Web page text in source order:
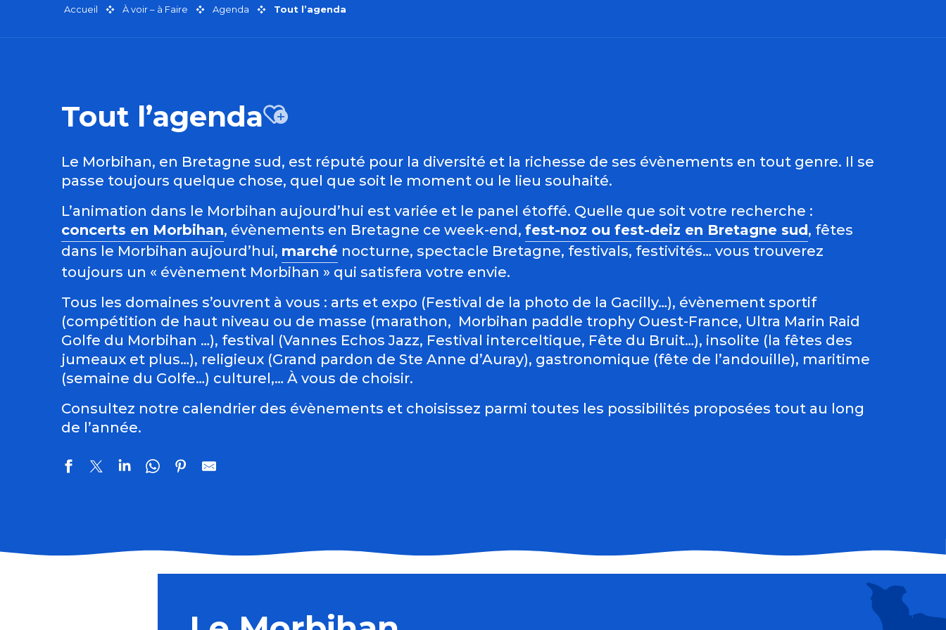
Accueil À voir – à Faire Agenda Tout l’agenda
Tout l’agendaAjouter aux favoris
Le Morbihan, en Bretagne sud, est réputé pour la diversité et la richesse de ses évènements en tout genre. Il se
passe toujours quelque chose, quel que soit le moment ou le lieu souhaité.
L’animation dans le Morbihan aujourd’hui est variée et le panel étoffé. Quelle que soit votre recherche :
concerts en Morbihan, évènements en Bretagne ce week-end, fest-noz ou fest-deiz en Bretagne sud, fêtes
dans le Morbihan aujourd’hui, marché nocturne, spectacle Bretagne, festivals, festivités… vous trouverez
toujours un « évènement Morbihan » qui satisfera votre envie.
Tous les domaines s’ouvrent à vous : arts et expo (Festival de la photo de la Gacilly…), évènement sportif
(compétition de haut niveau ou de masse (marathon, Morbihan paddle trophy Ouest-France, Ultra Marin Raid
Golfe du Morbihan …), festival (Vannes Echos Jazz, Festival interceltique, Fête du Bruit…), insolite (la fêtes des
jumeaux et plus…), religieux (Grand pardon de Ste Anne d’Auray), gastronomique (fête de l’andouille), maritime
(semaine du Golfe…) culturel,… À vous de choisir.
Consultez notre calendrier des évènements et choisissez parmi toutes les possibilités proposées tout au long
de l’année.
Exposition des artistes pluneretains